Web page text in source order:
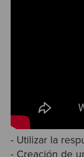
- Utilizar la
- Creación de